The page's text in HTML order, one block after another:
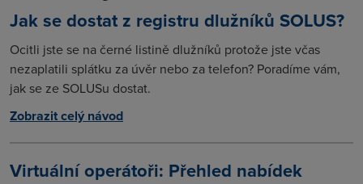
Jak se dostat z registru dlužníků SOLUS?
Ocitli jste se na černé listině dlužníků protože jste včas
nezaplatili splátku za úvěr nebo za telefon? Poradíme vám,
jak se ze SOLUSu dostat.
Zobrazit celý návod
Virtuální operátoři: Přehled nabídek